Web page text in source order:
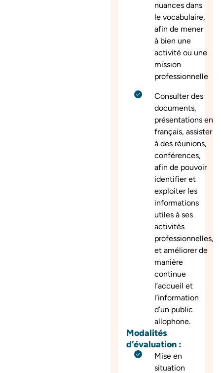
nuances dans
le vocabulaire,
afin de mener
à bien une
activité ou une
mission
professionnelle
Consulter des
documents,
présentations en
français, assister
à des réunions,
conférences,
afin de pouvoir
identifier et
exploiter les
informations
utiles à ses
activités
professionnelles,
et améliorer de
manière
continue
l’accueil et
l’information
d’un public
allophone.
Modalités
d’évaluation :
Mise en
situation